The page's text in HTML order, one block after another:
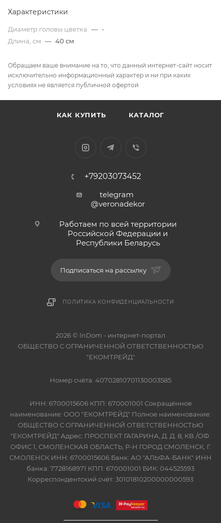
Характеристики
Диаметр головы цветка — -
Длина, см — 40 см
Обращаем ваше внимание на то, что данный интернет-сайт носит
исключительно информационный характер и ни при каких
условиях не является публичной офертой
КАК КУПИТЬ КАТАЛОГ
+79203073452
telegram
@veronadekor
Работаем по всей территории
Российской Федерации и
Республики Беларусь
Подписаться на рассылку
ПОЛИТИКА КОНФИДЕНЦИАЛЬНОСТИ
2026 © InDom - интернет-портал
ОБЩЕСТВО С ОГРАНИЧЕННОЙ ОТВЕТСТВЕННОСТЬЮ
"ЕКОМТРЕЙД"
Номер счёта: 40702810701130003585
ИНН: 6700015606 КПП: 670001001 Сокращённое
наименование: ООО "ЕКОМТРЕЙД" Полное наименование:
ОБЩЕСТВО С ОГРАНИЧЕННОЙ ОТВЕТСТВЕННОСТЬЮ
"ЕКОМТРЕЙД" Адрес: ПРОСПЕКТ ГАГАРИНА, Д. Д. 8, КВ./ОФ.
ОФИС 1, СМОЛЕНСКАЯ ОБЛАСТЬ, Р-Н ГОРОД СМОЛЕНСК, Г.
СМОЛЕНСК ИНН: 6700015606 Банк: АО "АЛЬФА-БАНК" ИНН
банка: 7728168971 КПП: 670001001 БИК: 044525593
Корреспондентский счёт: 30101810200000000593